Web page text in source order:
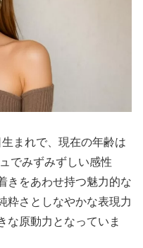
まれで、現在の年齢は
でみずみずしい感性
きをあわせ持つ魅力的な
粋さとしなやかな表現力
な原動力となっていま